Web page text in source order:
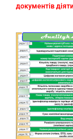
документів